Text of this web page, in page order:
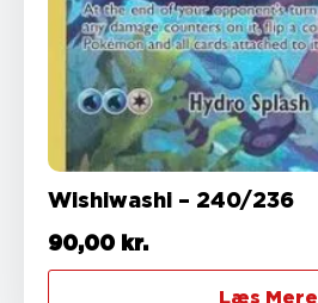
Wishiwashi – 240/236
90,00 kr.
Læs Mere